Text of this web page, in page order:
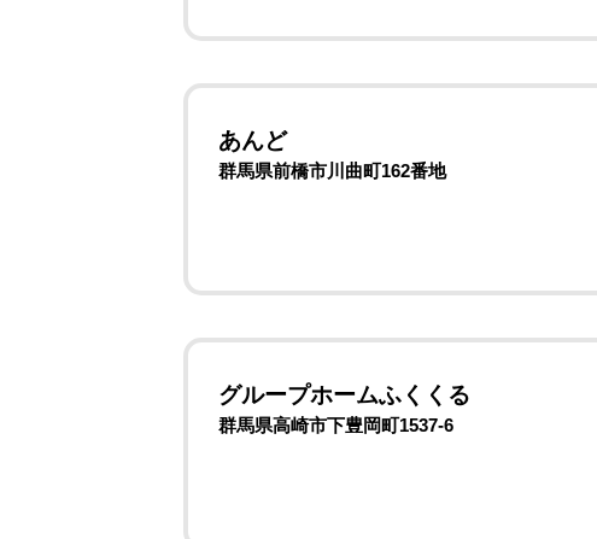
あんど
群馬県前橋市川曲町162番地
グループホームふくくる
群馬県高崎市下豊岡町1537-6